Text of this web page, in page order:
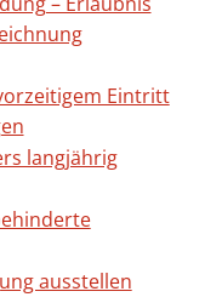
Eintritt
langjährig
ausstellen